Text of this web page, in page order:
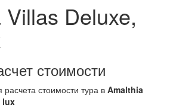
Deluxe,
стоимости
расчета стоимости тура в Amalthia
lux